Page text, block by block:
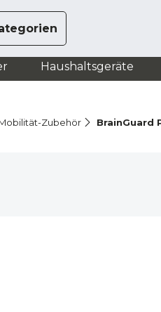
Haushaltsgeräte
Zubehör BrainGuard